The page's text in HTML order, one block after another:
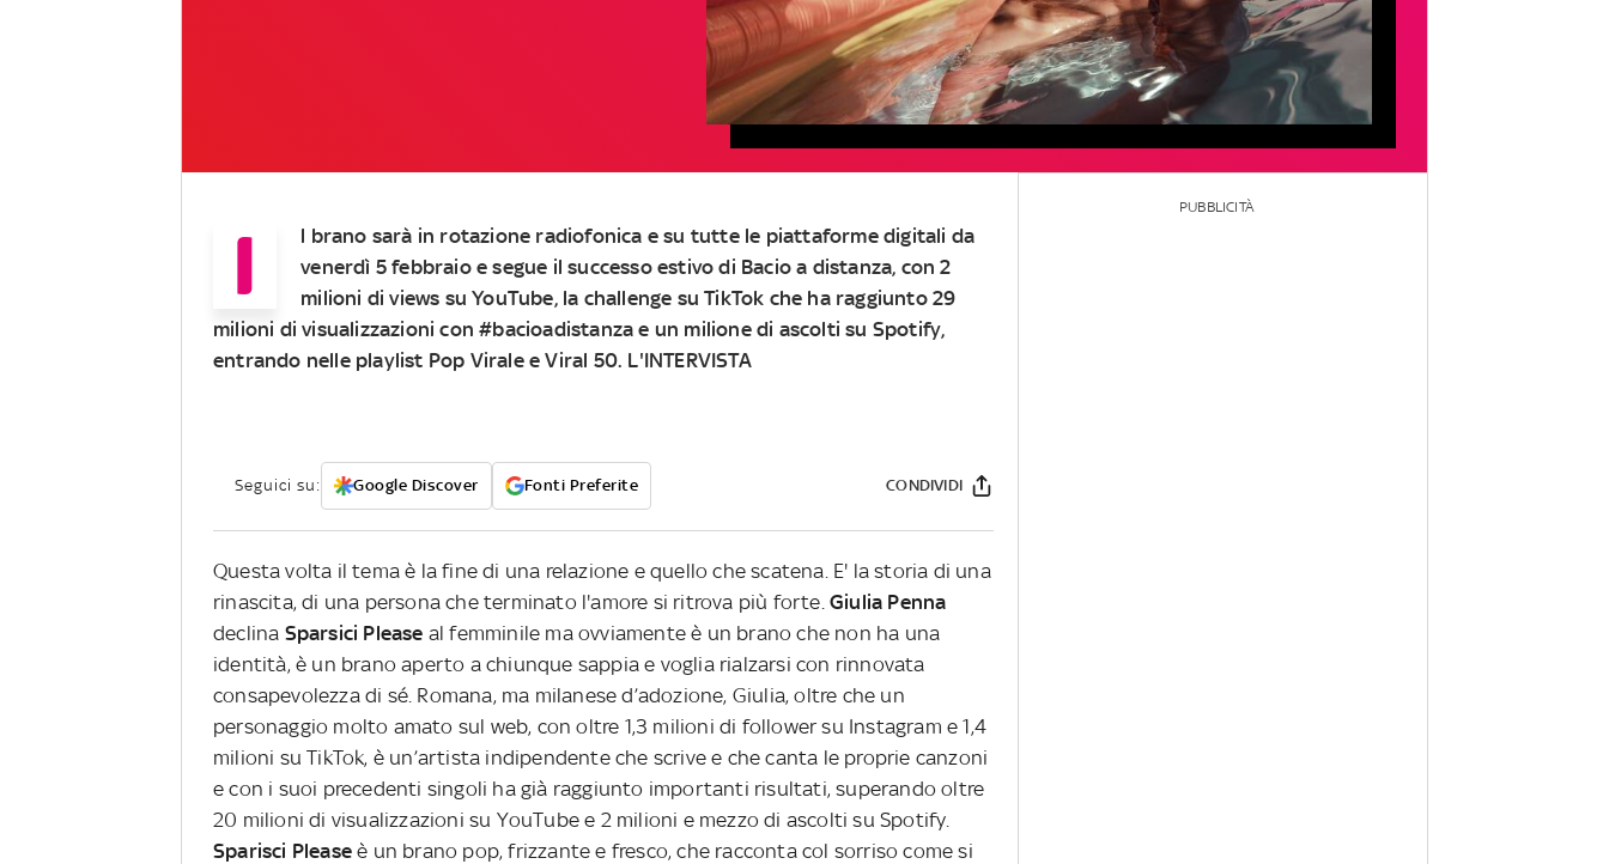
I
l brano sarà in rotazione radiofonica e su tutte le piattaforme digitali da
venerdì 5 febbraio e segue il successo estivo di Bacio a distanza, con 2
milioni di views su YouTube, la challenge su TikTok che ha raggiunto 29
milioni di visualizzazioni con #bacioadistanza e un milione di ascolti su Spotify,
entrando nelle playlist Pop Virale e Viral 50. L'INTERVISTA
Seguici su: Google Discover Fonti Preferite CONDIVIDI
Questa volta il tema è la fine di una relazione e quello che scatena. E' la storia di una
rinascita, di una persona che terminato l'amore si ritrova più forte. Giulia Penna
declina Sparsici Please al femminile ma ovviamente è un brano che non ha una
identità, è un brano aperto a chiunque sappia e voglia rialzarsi con rinnovata
consapevolezza di sé. Romana, ma milanese d’adozione, Giulia, oltre che un
personaggio molto amato sul web, con oltre 1,3 milioni di follower su Instagram e 1,4
milioni su TikTok, è un’artista indipendente che scrive e che canta le proprie canzoni
e con i suoi precedenti singoli ha già raggiunto importanti risultati, superando oltre
20 milioni di visualizzazioni su YouTube e 2 milioni e mezzo di ascolti su Spotify.
Sparisci Please è un brano pop, frizzante e fresco, che racconta col sorriso come si
PUBBLICITÀ